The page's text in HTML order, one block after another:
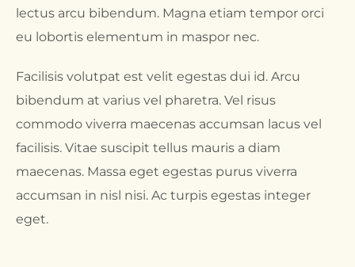
lectus arcu bibendum. Magna etiam tempor orci
eu lobortis elementum in maspor nec.
Facilisis volutpat est velit egestas dui id. Arcu
bibendum at varius vel pharetra. Vel risus
commodo viverra maecenas accumsan lacus vel
facilisis. Vitae suscipit tellus mauris a diam
maecenas. Massa eget egestas purus viverra
accumsan in nisl nisi. Ac turpis egestas integer
eget.